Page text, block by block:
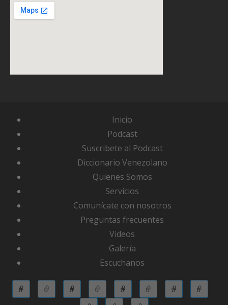
Inicio
Podcast
Suscribete al Podcast
Diccionario Venezolano
Quienes Somos
Servicios
Comunícate con nosotros
Preguntas frecuentes
Videos
Galería
Escuchanos